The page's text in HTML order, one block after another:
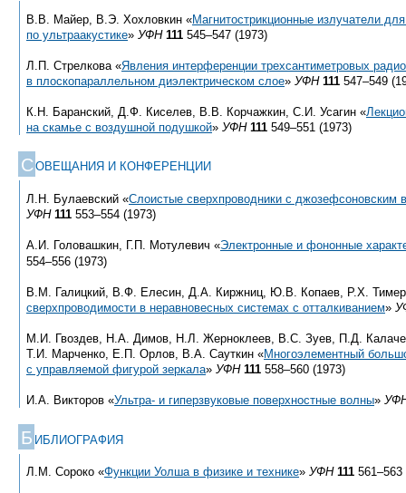
В.В. Майер, В.Э. Хохловкин «Магнитострикционные излучатели
по ультраакустике» УФН 111 545–547 (1973)
Л.П. Стрелкова «Явления интерференции трехсантиметровых
в плоскопараллельном диэлектрическом слое» УФН 111 547–549
К.Н. Баранский, Д.Ф. Киселев, В.В. Корчажкин, С.И. Усагин «
на скамье с воздушной подушкой» УФН 111 549–551 (1973)
СОВЕЩАНИЯ И КОНФЕРЕНЦИИ
Л.Н. Булаевский «Слоистые сверхпроводники с джозефсоновским
УФН 111 553–554 (1973)
А.И. Головашкин, Г.П. Мотулевич «Электронные и фононные
554–556 (1973)
В.М. Галицкий, В.Ф. Елесин, Д.А. Киржниц, Ю.В. Копаев, Р.Х.
сверхпроводимости в неравновесных системах с отталкиванием»
М.И. Гвоздев, Н.А. Димов, Н.Л. Жерноклеев, В.С. Зуев, П.Д.
Т.И. Марченко, Е.П. Орлов, В.А. Сауткин «Многоэлементный
с управляемой фигурой зеркала» УФН 111 558–560 (1973)
И.А. Викторов «Ультра- и гиперзвуковые поверхностные волны»
Б ИБЛИОГРАФИЯ
Л.М. Сороко «Функции Уолша в физике и технике» УФН 111 561–563